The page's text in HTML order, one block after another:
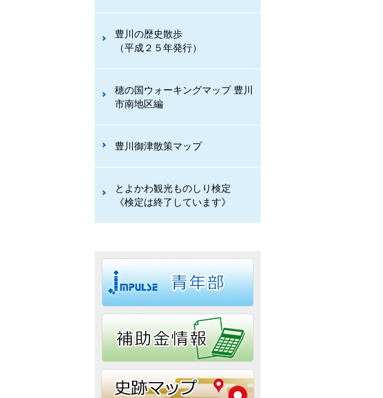
豊川の歴史散歩
（平成２５年発行）
穂の国ウォーキングマップ 豊川
市南地区編
豊川御津散策マップ
とよかわ観光ものしり検定
《検定は終了しています》